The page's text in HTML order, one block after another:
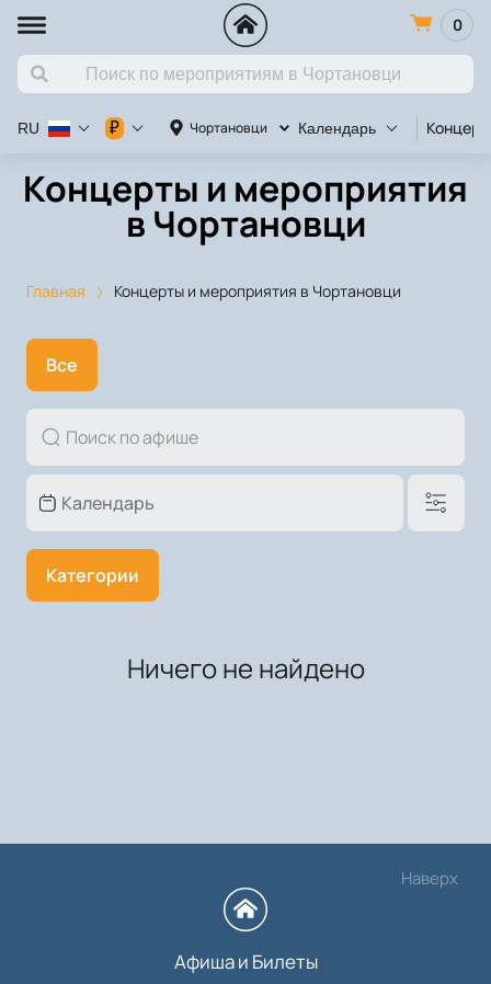
0
Чортановци Календарь Концерт
RU ₽
Концерты и мероприятия
в Чортановци
Главная Концерты и мероприятия в Чортановци
Все
Категории
Ничего не найдено
Наверх
Афиша и Билеты